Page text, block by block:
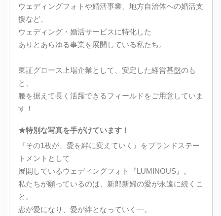
ウェディングフォトや婚活事業、地方自治体への婚活支
援など、
ウェディング・婚活サービスに特化した
ありとあらゆる事業を展開している私たち。
東証グロース上場企業として、安定した経営基盤のも
と、
腰を据えて長く活躍できるフィールドをご用意していま
す！
★特別な写真を手がけています！
『その1枚が、愛を絆に変えていく』をブランドステー
トメントとして
展開しているウェディングフォト『LUMINOUS』。
私たちが願っているのは、新郎新婦の愛が永遠に続くこ
と。
恋が愛になり、愛が絆となっていく―。